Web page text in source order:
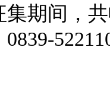
集期间，